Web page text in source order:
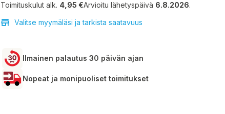
Toimituskulut alk. 4,95 €Arvioitu lähetyspäivä 6.8.2026.
Valitse myymäläsi ja tarkista saatavuus
Ilmainen palautus 30 päivän ajan
Nopeat ja monipuoliset toimitukset